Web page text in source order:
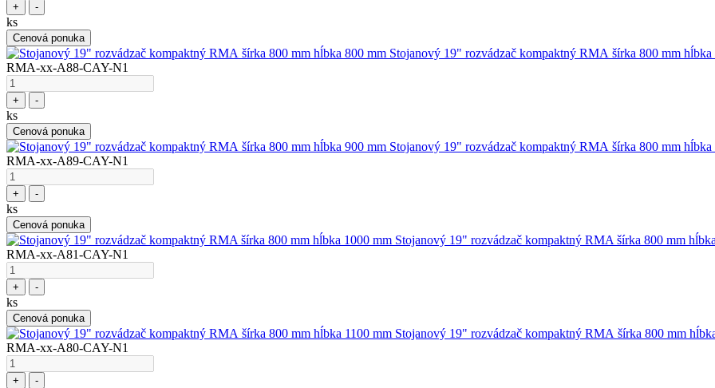
+ -
ks
Cenová ponuka
Stojanový 19" rozvádzač kompaktný RMA šírka 800 mm hĺbka
RMA-xx-A88-CAY-N1
+ -
ks
Cenová ponuka
Stojanový 19" rozvádzač kompaktný RMA šírka 800 mm hĺbka
RMA-xx-A89-CAY-N1
+ -
ks
Cenová ponuka
Stojanový 19" rozvádzač kompaktný RMA šírka 800 mm
RMA-xx-A81-CAY-N1
+ -
ks
Cenová ponuka
Stojanový 19" rozvádzač kompaktný RMA šírka 800 mm
RMA-xx-A80-CAY-N1
+ -